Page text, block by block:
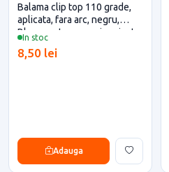
In stoc
Balama clip top 110 grade,
aplicata, fara arc, negru,
Blum pentru casa si proiecte
8,50 lei
Adauga